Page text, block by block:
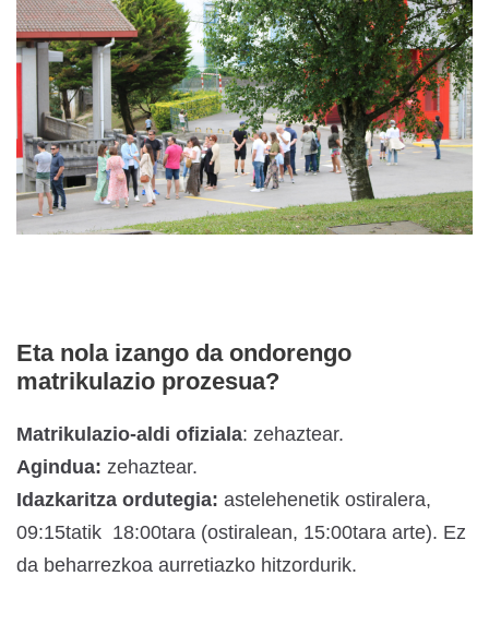
Eta nola izango da ondorengo
matrikulazio prozesua?
Matrikulazio-aldi ofiziala: zehaztear.
Agindua: zehaztear.
Idazkaritza ordutegia: astelehenetik ostiralera,
09:15tatik 18:00tara (ostiralean, 15:00tara arte). Ez
da beharrezkoa aurretiazko hitzordurik.